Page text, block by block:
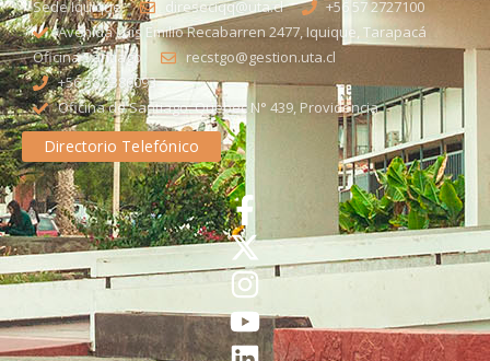
Sede Iquique
direseciqq@uta.cl
+56 57 2727100​
Avenida Luis Emilio Recabarren 2477, Iquique, Tarapacá
Oficina Santiago
recstgo@gestion.uta.cl
+56 58 2386093
Oficina de Santiago: Quebec N° 439, Providencia
Directorio Telefónico